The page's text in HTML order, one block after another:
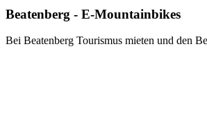
Beatenberg - E-Mountainbikes
Bei Beatenberg Tourismus mieten und den